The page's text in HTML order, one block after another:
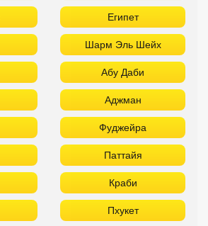
Египет
Шарм Эль Шейх
Абу Даби
Аджман
Фуджейра
Паттайя
Краби
Пхукет